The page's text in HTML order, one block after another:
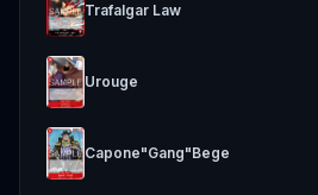
Trafalgar Law
Urouge
Capone"Gang"Bege